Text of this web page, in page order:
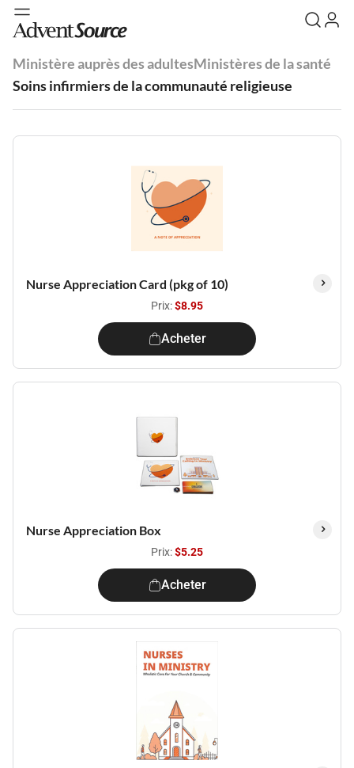
Ministère auprès des adultesMinistères de la santé
Soins infirmiers de la communauté religieuse
Nurse Appreciation Card (pkg of 10)
Prix:$8.95
Acheter
Nurse Appreciation Box
Prix:$5.25
Acheter